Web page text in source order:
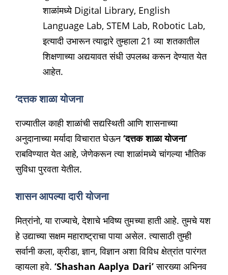
शाळांमध्ये Digital Library, English
Language Lab, STEM Lab, Robotic Lab,
इत्यादी उभारून त्याद्वारे तुम्हाला 21 व्या शतकातील
शिक्षणाच्या अद्ययावत संधी उपलब्ध करून देण्यात येत
आहेत.
‘दत्तक शाळा योजना
राज्यातील काही शाळांची सद्यस्थिती आणि शासनाच्या
अनुदानाच्या मर्यादा विचारात घेऊन‘दत्तक शाळा योजना’
राबविण्यात येत आहे, जेणेकरून त्या शाळांमध्ये चांगल्या भौतिक
सुविधा पुरवता येतील.
शासन आपल्या दारी योजना
मित्रांनो, या राज्याचे, देशाचे भविष्य तुमच्या हाती आहे. तुमचे यश
हे उद्याच्या सक्षम महाराष्ट्राचा पाया असेल. त्यासाठी तुम्ही
सर्वानी कला, क्रीडा, ज्ञान, विज्ञान अशा विविध क्षेत्रांत पारंगत
व्हायला हवे.‘Shashan Aaplya Dari’सारख्या अभिनव